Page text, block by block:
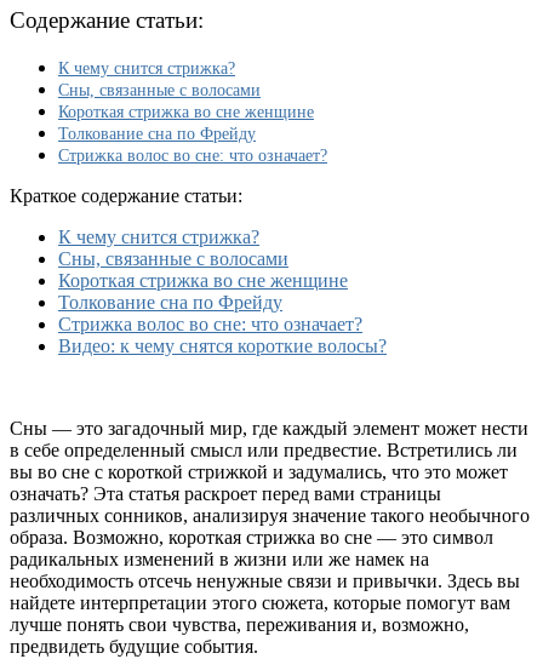
с
короткой
стрижкой
–
что
это
может
(по
сонникам)?
К
чему
может
присниться?
Содержание статьи:
К чему снится стрижка?
Сны, связанные с волосами
Короткая стрижка во сне женщине
Толкование сна по Фрейду
Стрижка волос во сне: что означает?
Краткое содержание статьи:
К чему снится стрижка?
Сны, связанные с волосами
Короткая стрижка во сне женщине
Толкование сна по Фрейду
Стрижка волос во сне: что означает?
Видео: к чему снятся короткие волосы?
Сны — это загадочный мир, где каждый элемент может нести
в себе определенный смысл или предвестие. Встретились ли
вы во сне с короткой стрижкой и задумались, что это может
означать? Эта статья раскроет перед вами страницы
различных сонников, анализируя значение такого необычного
образа. Возможно, короткая стрижка во сне — это символ
радикальных изменений в жизни или же намек на
необходимость отсечь ненужные связи и привычки. Здесь вы
найдете интерпретации этого сюжета, которые помогут вам
лучше понять свои чувства, переживания и, возможно,
предвидеть будущие события.